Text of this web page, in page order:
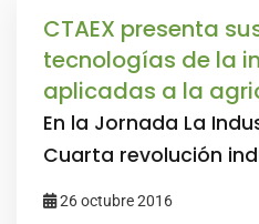
CTAEX presenta
tecnologías de la
aplicadas a la
En la Jornada La
Cuarta revolución
26 octubre 2016